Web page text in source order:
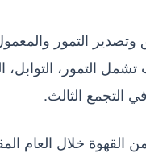
التمور
تشمل التمور،
التجمع الثالث.
خلال العام